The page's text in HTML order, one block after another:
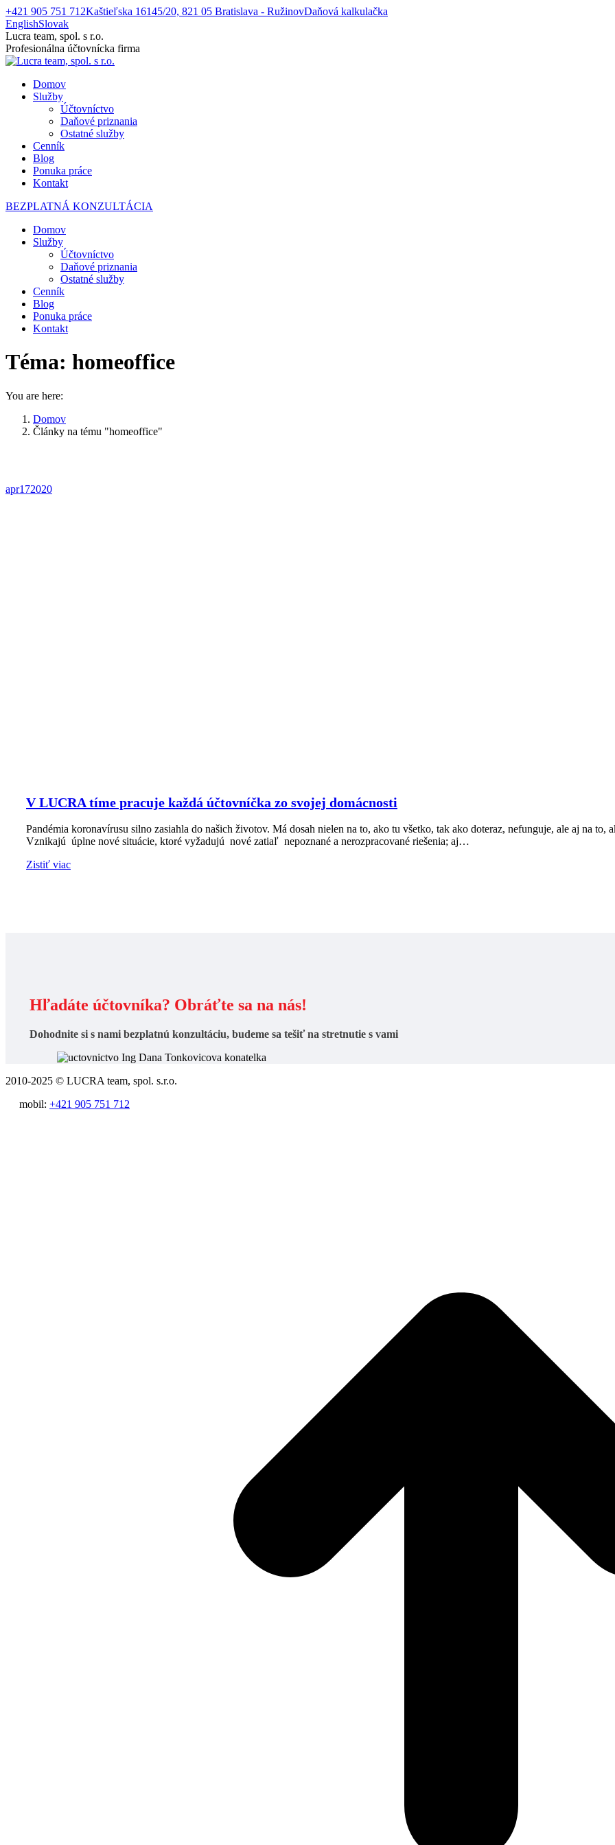
Skip
to
content
+421 905 751 712Kaštieľska 16145/20, 821 05 Bratislava - RužinovDaňová kalkulačka
EnglishSlovak
Facebook
page
opens
new
window
Lucra team, spol. s r.o.
Profesionálna účtovnícka firma
Domov
Služby
Účtovníctvo
Daňové priznania
Ostatné služby
Cenník
Blog
Ponuka práce
Kontakt
BEZPLATNÁ KONZULTÁCIA
Domov
Služby
Účtovníctvo
Daňové priznania
Ostatné služby
Cenník
Blog
Ponuka práce
Kontakt
Téma: homeoffice
You are here:
Domov
Články na tému "homeoffice"
apr172020
V LUCRA tíme pracuje každá účtovníčka zo svojej domácnosti
Pandémia koronavírusu silno zasiahla do našich životov. Má dosah nielen na to, ako tu všetko, tak ako doteraz, nefunguje, ale aj na
Vznikajú úplne nové situácie, ktoré vyžadujú nové zatiaľ nepoznané a nerozpracované riešenia; aj…
Zistiť viac
Hľadáte účtovníka? Obráťte sa na nás!
Dohodnite si s nami bezplatnú konzultáciu, budeme sa tešiť na stretnutie s vami
2010-2025 © LUCRA team, spol. s.r.o.
mobil: +421 905 751 712